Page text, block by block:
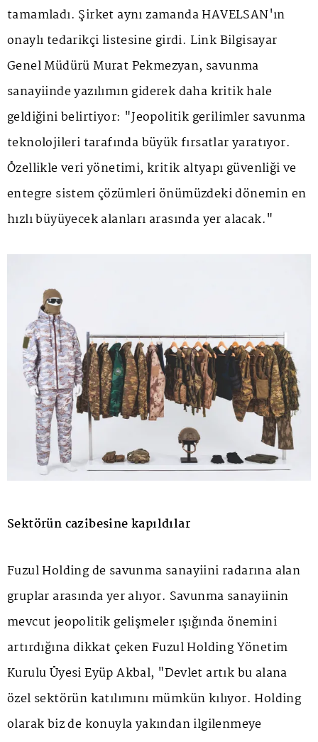
tamamladı. Şirket aynı zamanda HAVELSAN'ın
onaylı tedarikçi listesine girdi. Link Bilgisayar
Genel Müdürü Murat Pekmezyan, savunma
sanayiinde yazılımın giderek daha kritik hale
geldiğini belirtiyor: "Jeopolitik gerilimler savunma
teknolojileri tarafında büyük fırsatlar yaratıyor.
Özellikle veri yönetimi, kritik altyapı güvenliği ve
entegre sistem çözümleri önümüzdeki dönemin en
hızlı büyüyecek alanları arasında yer alacak."
Sektörün cazibesine kapıldılar
Fuzul Holding de savunma sanayiini radarına alan
gruplar arasında yer alıyor. Savunma sanayiinin
mevcut jeopolitik gelişmeler ışığında önemini
artırdığına dikkat çeken Fuzul Holding Yönetim
Kurulu Üyesi Eyüp Akbal, "Devlet artık bu alana
özel sektörün katılımını mümkün kılıyor. Holding
olarak biz de konuyla yakından ilgilenmeye